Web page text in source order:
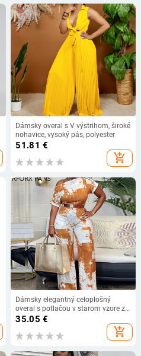
Dámsky overal s V výstrihom, široké
nohavice, vysoký pás, polyester
51.81 €
add_shopping_cart
Dámsky elegantný celoplošný
overal s potlačou v starom vzore z
roku 2023, krátkymi rukávmi,
daigonálnym golierom a kovovými
opaskami
35.05 €
add_shopping_cart